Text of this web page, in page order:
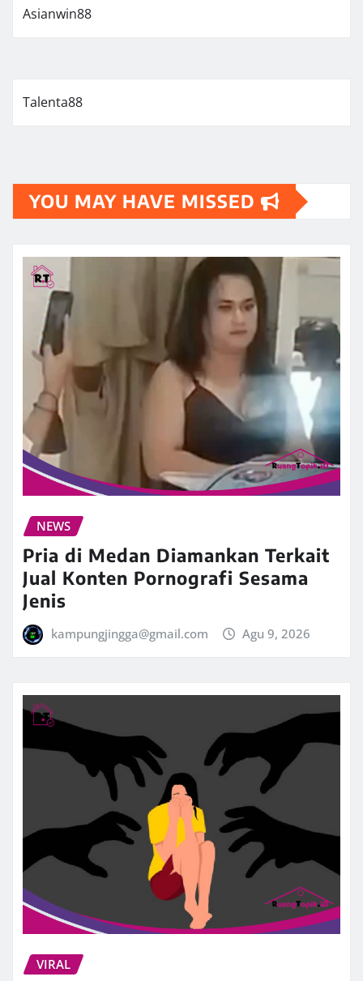
Asianwin88
Talenta88
YOU MAY HAVE MISSED
NEWS
Pria di Medan Diamankan Terkait
Jual Konten Pornografi Sesama
Jenis
kampungjingga@gmail.com Agu 9, 2026
VIRAL